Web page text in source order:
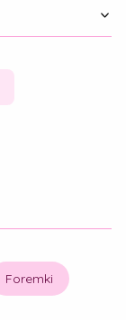
Foremki